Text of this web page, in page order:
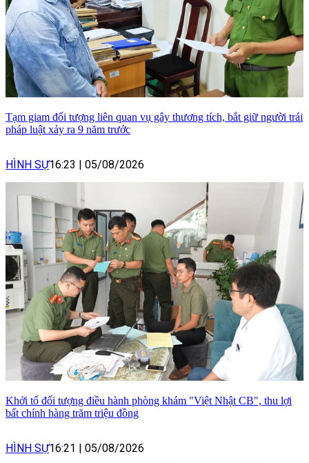
Tạm giam đối tượng liên quan vụ gây thương tích, bắt giữ người trái
pháp luật xảy ra 9 năm trước
HÌNH SỰ16:23 05/08/2026
Khởi tố đối tượng điều hành phòng khám "Việt Nhật CB", thu lợi
bất chính hàng trăm triệu đồng
HÌNH SỰ16:21 05/08/2026